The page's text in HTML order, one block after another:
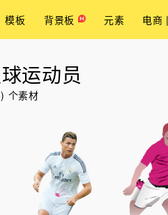
模板 背景板 元素 电商
运动员
个素材